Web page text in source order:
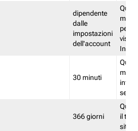
dipendente
dalle
impostazioni
dell'account
30 minuti
366 giorni
il
sito